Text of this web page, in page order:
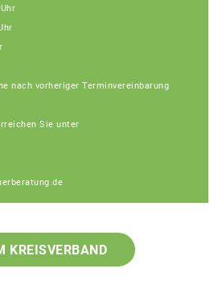
nach vorheriger Terminvereinbarung
Sie unter
KREISVERBAND